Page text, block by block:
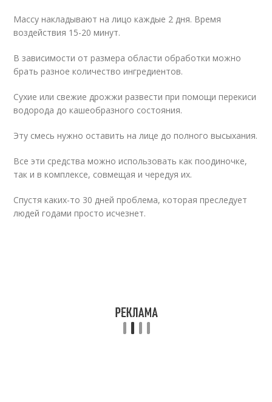
Массу накладывают на лицо каждые 2 дня. Время
воздействия 15-20 минут.
В зависимости от размера области обработки можно
брать разное количество ингредиентов.
Сухие или свежие дрожжи развести при помощи перекиси
водорода до кашеобразного состояния.
Эту смесь нужно оставить на лице до полного высыхания.
Все эти средства можно использовать как поодиночке,
так и в комплексе, совмещая и чередуя их.
Спустя каких-то 30 дней проблема, которая преследует
людей годами просто исчезнет.